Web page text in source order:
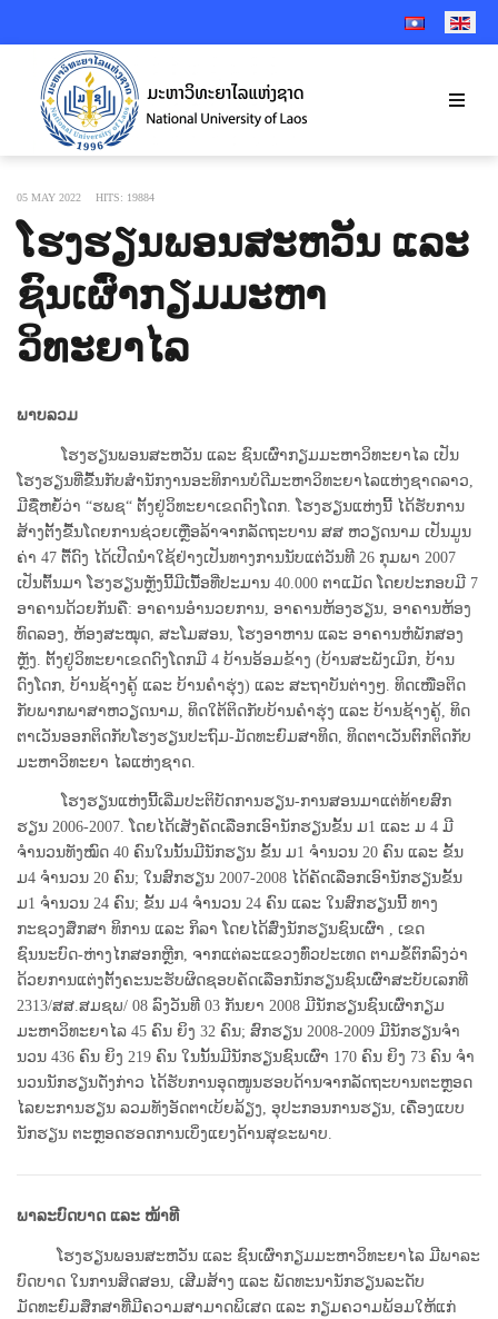
SELECT YOUR
05 MAY 2022 HITS: 19884
ໂຮງຮຽນພອນສະຫວັນ ແລະ
ຊົນເຜົ່າກຽມມະຫາ
ວິທະຍາໄລ
ພາບລວມ
ໂຮງຮຽນພອນສະຫວັນ ແລະ ຊົນເຜົ່າກຽມມະຫາວິທະຍາໄລ ເປັນ
ໂຮງຮຽນທີ່ຂື້ນກັບສໍານັກງານອະທິການບໍດີມະຫາວິທະຍາໄລແຫ່ງຊາດລາວ,
ມີຊື່ຫຍໍ້ວ່າ “ຮພຊ“ ຕັ້ງຢູ່ວິທະຍາເຂດດົງໂດກ. ໂຮງຮຽນແຫ່ງນີ້ ໄດ້ຮັບການ
ສ້າງຕັ້ງຂື້ນໂດຍການຊ່ວຍເຫຼືອລ້າຈາກລັດຖະບານ ສສ ຫວຽດນາມ ເປັນມູນ
ຄ່າ 47 ຕື້ດົງ ໄດ້ເປີດນໍາໃຊ້ຢ່າງເປັນທາງການນັບແຕ່ວັນທີ 26 ກຸມພາ 2007
ເປັນຕົ້ນມາ ໂຮງຮຽນຫຼັງນີ້ມີເນື້ອທີ່ປະມານ 40.000 ຕາແມັດ ໂດຍປະກອບມີ 7
ອາຄານດ້ວຍກັນຄື: ອາຄານອໍານວຍການ, ອາຄານຫ້ອງຮຽນ, ອາຄານຫ້ອງ
ທົດລອງ, ຫ້ອງສະໝຸດ, ສະໂມສອນ, ໂຮງອາຫານ ແລະ ອາຄານຫໍພັກສອງ
ຫຼັງ. ຕັ້ງຢູ່ວິທະຍາເຂດດົງໂດກມີ 4 ບ້ານອ້ອມຂ້າງ (ບ້ານສະພັງເມິກ, ບ້ານ
ດົງໂດກ, ບ້ານຊ້າງຄູ້ ແລະ ບ້ານຄໍາຮຸ່ງ) ແລະ ສະຖາບັນຕ່າງໆ. ທິດເໜືອຕິດ
ກັບພາກພາສາຫວຽດນາມ, ທິດໃຕ້ຕິດກັບບ້ານຄຳຮຸ່ງ ແລະ ບ້ານຊ້າງຄູ້, ທິດ
ຕາເວັນອອກຕິດກັບໂຮງຮຽນປະຖົມ-ມັດທະຍົມສາທິດ, ທິດຕາເວັນຕົກຕິດກັບ
ມະຫາວິທະຍາ ໄລແຫ່ງຊາດ.
ໂຮງຮຽນແຫ່ງນີ້ເລີ່່ມປະຕິບັດການຮຽນ-ການສອນມາແຕ່ທ້າຍສົກ
ຮຽນ 2006-2007. ໂດຍໄດ້ເສັງຄັດເລືອກເອົານັກຮຽນຂັ້ນ ມ1 ແລະ ມ 4 ມີ
ຈຳນວນທັງໝົດ 40 ຄົນໃນນັ້ນມີນັກຮຽນ ຂັ້ນ ມ1 ຈຳນວນ 20 ຄົນ ແລະ ຂັ້ນ
ມ4 ຈຳນວນ 20 ຄົນ; ໃນສົກຮຽນ 2007-2008 ໄດ້ຄັດເລືອກເອົານັກຮຽນຂັ້ນ
ມ1 ຈຳນວນ 24 ຄົນ; ຂັ້ນ ມ4 ຈຳນວນ 24 ຄົນ ແລະ ໃນສົກຮຽນນີ້ ທາງ
ກະຊວງສຶກສາ ທິການ ແລະ ກິລາ ໂດຍໄດ້ສົ່ງນັກຮຽນຊົນເຜົ່າ , ເຂດ
ຊົນນະບົດ-ຫ່າງໄກສອກຫຼີກ, ຈາກແຕ່ລະແຂວງທົ່ວປະເທດ ຕາມຂໍ້ຕົກລົງວ່າ
ດ້ວຍການແຕ່ງຕັ້ງຄະນະຮັບຜິດຊອບຄັດເລືອກນັກຮຽນຊົນເຜົ່າສະບັບເລກທີ
2313/ສສ.ສມຊພ/ 08 ລົງວັນທີ 03 ກັນຍາ 2008 ມີນັກຮຽນຊົນເຜົ່າກຽມ
ມະຫາວິທະຍາໄລ 45 ຄົນ ຍິງ 32 ຄົນ; ສົກຮຽນ 2008-2009 ມີນັກຮຽນຈໍາ
ນວນ 436 ຄົນ ຍິງ 219 ຄົນ ໃນນັ້ນມີນັກຮຽນຊົນເຜົ່າ 170 ຄົນ ຍິງ 73 ຄົນ ຈໍາ
ນວນນັກຮຽນດັ່ງກ່າວ ໄດ້ຮັບການອຸດໜູນຮອບດ້ານຈາກລັດຖະບານຕະຫຼອດ
ໄລຍະການຮຽນ ລວມທັງອັດຕາເບ້ຍລ້ຽງ, ອຸປະກອນການຮຽນ, ເຄື່ອງແບບ
ນັກຮຽນ ຕະຫຼອດຮອດການເບິ່ງແຍງດ້ານສຸຂະພາບ.
ພາລະບົດບາດ ແລະ ໜ້າທີ
ໂຮງຮຽນພອນສະຫວັນ ແລະ ຊົນເຜົ່າກຽມມະຫາວິທະຍາໄລ ມີພາລະ
ບົດບາດ ໃນການສິດສອນ, ເສີມສ້າງ ແລະ ພັດທະນານັກຮຽນລະດັບ
ມັດທະຍົມສຶກສາທີ່ມີຄວາມສາມາດພິເສດ ແລະ ກຽມຄວາມພ້ອມໃຫ້ແກ່